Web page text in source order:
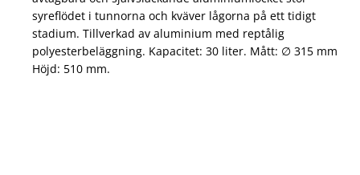
syreflödet i tunnorna och kväver lågorna på ett tidigt
stadium. Tillverkad av aluminium med reptålig
polyesterbeläggning. Kapacitet: 30 liter. Mått: ∅ 315 mm
Höjd: 510 mm.